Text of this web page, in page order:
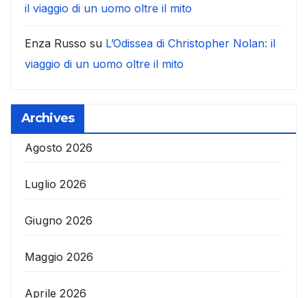
il viaggio di un uomo oltre il mito
Enza Russo su L’Odissea di Christopher Nolan: il
viaggio di un uomo oltre il mito
Archives
Agosto 2026
Luglio 2026
Giugno 2026
Maggio 2026
Aprile 2026